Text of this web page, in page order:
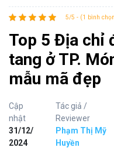
5/5 - (1 bình
Top 5 Địa chỉ
tang ở TP.
mẫu mã đẹp
Cập
nhật
31/12/
2024
Tác giả /
Reviewer
Phạm Thị Mỹ
Huyền